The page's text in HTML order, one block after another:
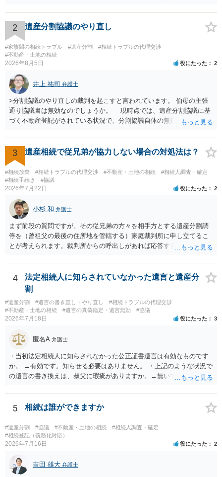
理証明を家庭裁判所で取得し、コピーを答弁書に添えて裁判所に提出
してください。 質問２について 請求棄却を求める答弁書を提出すれ
ば、第１回期日は出席する必要がありません。その日は差支え（用事
があり出席できない）との記載で十分です。 質問３について 弁護士で
はないので、ｍｉｎｔｓでの提出の必要は無いと思います。郵送（期
限までに届けばよい）で十分です。 詳細は、書面記載の裁判所書記官
にお問い合わせください。 以上、ご参考まで。
2 遺産分割協議のやり直し
#家族間の相続トラブル #遺産分割
#相続トラブルの代理交渉
#不動産・土地の相続
2026年8月5日 役にたった 2
井上 祐司 弁護士
>分割協議のやり直しの裁判を起こすと言われています。 伯母の主張
通り協議書は無効なのでしょうか。 現時点では、遺産分割協議に基
づく不動産登記がされている状況で、分割協議自体の無効を裁判所が
方の訴訟の主張及び立証次第ですが、 ・御祖母様の認知能力に関する
医師の意見書、筆跡鑑定 が提出されればその効力が否定される可能性
はありますが、 ・伯母様自身が分割協議に加わっていること ・御祖母
様の意に反する遺産分割協議を行う実益が誰にあったかの立証が困難
であること からすると、実際に遺産分割協議の効力が否定される可能
性はそれほど高くない（立証のハードルは非常に高い）ということが
言えると思います。
3 遺産相続で従兄弟が協力しない場合の対処法は？
#相続放棄 #相続トラブルの代理交渉 #不動産・土地の相続
#相続人調査・確定
#相続手続き
#協議
2026年7月22日 役にたった 2
小杉 和 弁護士
まず前段の質問ですが、その従兄弟の方々を相手方とする遺産分割調
停を（曾祖父の最後の住所地を管轄する）家庭裁判所に申し立てるこ
とが考えられます。裁判所からの呼出しがあれば応答する可能性がま
能と思われます。時間が思った以上にないので必要書類をてきぱきと
揃える必要があります。その点是非御注意ください。
4
法定相続人に知らされていなかった遺言と遺産分
割
#遺産分割 #遺言の書き直し・やり直し
#相続トラブルの代理交渉
#不動産・土地の相続
#遺言の真偽鑑定・遺言無効 #協議
2026年7月18日 役にたった 3
匿名A 弁護士
・当初法定相続人に知らされなかった公正証書遺言は有効なものです
か。 →有効です。知らせる必要はありません。 ・上記のような状況で
の遺言の書き換えは、叔父に瑕疵がありますか。→無いです。 ・分割
ますか。 →本人が自由に決められますので、どこが妥当とは言えない
です。客観的な基準もありません。 ・できれば穏やかに、分割を拒否
ないということでしょうか。遺言で、受取を指定されててもいらない
と拒否することはできます。理由を説明する必要はありません。
5 相続は誰ができますか
#遺産分割 #協議 #不動産・土地の相続
#相続人調査・確定
#相続登記（義務化対応）
2026年7月16日 役にたった 2
吉田 雄大 弁護士